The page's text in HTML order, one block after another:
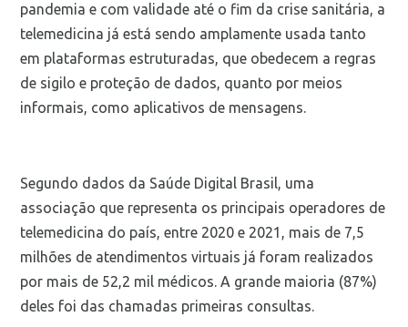
pandemia e com validade até o fim da crise sanitária, a
telemedicina já está sendo amplamente usada tanto
em plataformas estruturadas, que obedecem a regras
de sigilo e proteção de dados, quanto por meios
informais, como aplicativos de mensagens.
Segundo dados da Saúde Digital Brasil, uma
associação que representa os principais operadores de
telemedicina do país, entre 2020 e 2021, mais de 7,5
milhões de atendimentos virtuais já foram realizados
por mais de 52,2 mil médicos. A grande maioria (87%)
deles foi das chamadas primeiras consultas.